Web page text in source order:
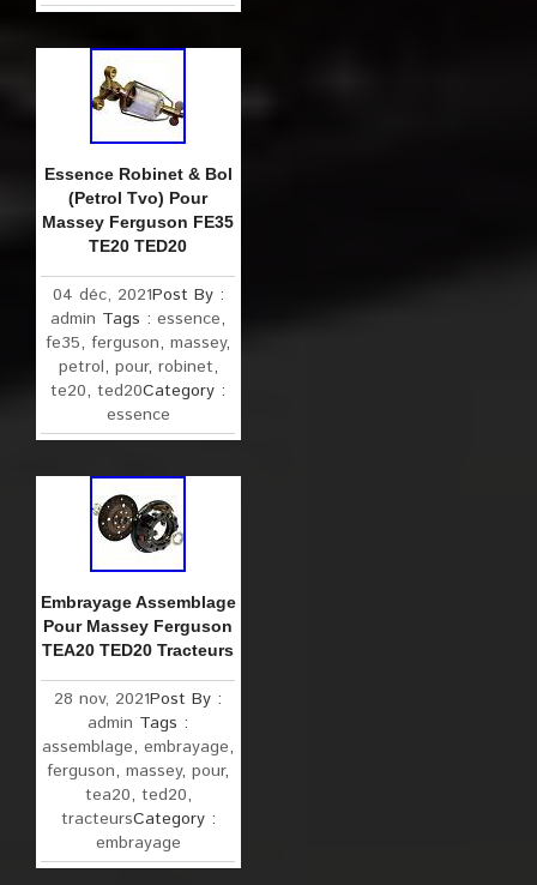
Essence Robinet & Bol
(Petrol Tvo) Pour
Massey Ferguson FE35
TE20 TED20
04 déc, 2021Post By :
admin Tags :essence,
fe35,ferguson,massey,
petrol, pour, robinet,
te20,ted20Category :
essence
Embrayage Assemblage
Pour Massey Ferguson
TEA20 TED20 Tracteurs
28 nov, 2021Post By :
admin Tags :
assemblage,embrayage,
ferguson,massey,pour,
tea20, ted20,
tracteursCategory :
embrayage